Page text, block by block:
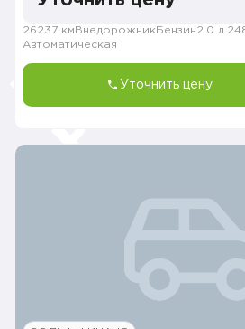
26237 км Внедорожник Бензин2.0 л.
Автоматическая
Уточнить цену